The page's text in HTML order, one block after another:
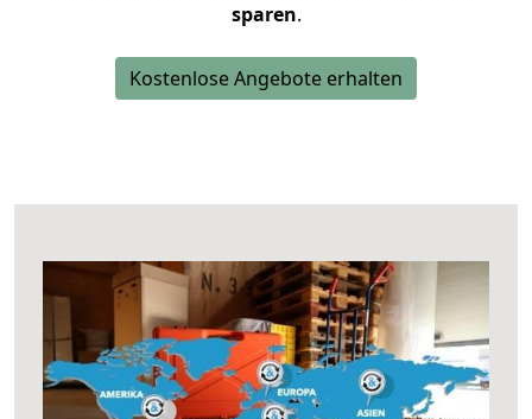
sparen.
Kostenlose Angebote erhalten